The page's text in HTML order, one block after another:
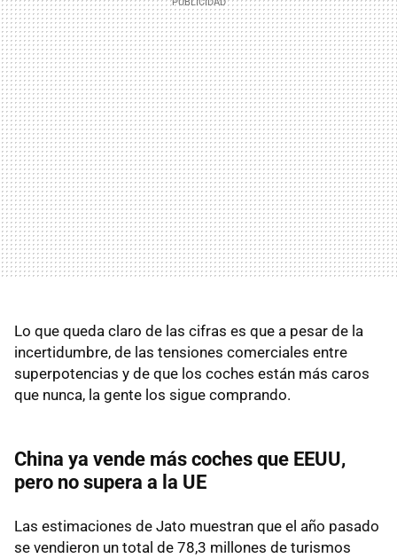
Lo que queda claro de las cifras es que a pesar de la
incertidumbre, de las tensiones comerciales entre
superpotencias y de que los coches están más caros
que nunca, la gente los sigue comprando.
China ya vende más coches que EEUU,
pero no supera a la UE
Las estimaciones de Jato muestran que el año pasado
se vendieron un total de 78,3 millones de turismos